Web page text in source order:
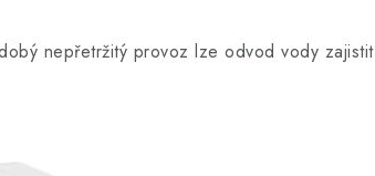
nepřetržitý provoz lze odvod vody zajistit